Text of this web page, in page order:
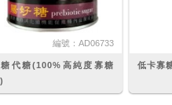
編號： AD06733
代糖(100%高純度寡糖
低卡寡